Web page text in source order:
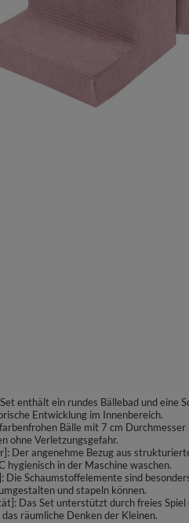
enthält ein rundes Bällebad und eine
Entwicklung im Innenbereich.
Bälle mit 7 cm
ohne Verletzungsgefahr.
Der angenehme Bezug aus
hygienisch in der Maschine waschen.
Die Schaumstoffelemente sind
und stapeln können.
Das Set unterstützt durch freies Spiel
räumliche Denken der Kleinen.